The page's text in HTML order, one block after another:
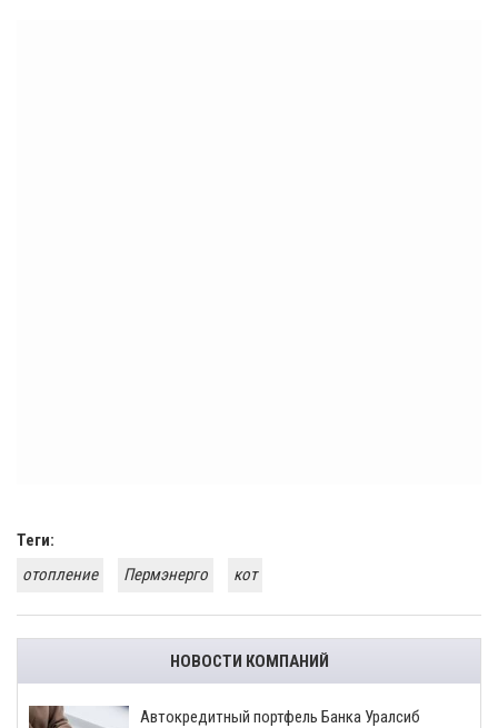
Теги:
отопление
Пермэнерго кот
НОВОСТИ КОМПАНИЙ
​Автокредитный портфель Банка Уралсиб